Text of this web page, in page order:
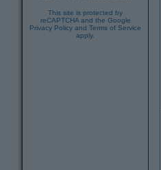
This site is protected by
reCAPTCHA and the Google
Privacy Policy and Terms of Service
apply.